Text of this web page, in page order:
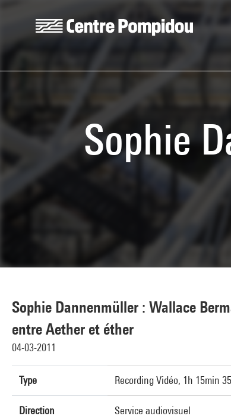
Sophie
Sophie Dannenmüller : Wallace
entre Aether et éther
04-03-2011
Type Recording Vidéo, 1h 15min
Direction Service audiovisuel